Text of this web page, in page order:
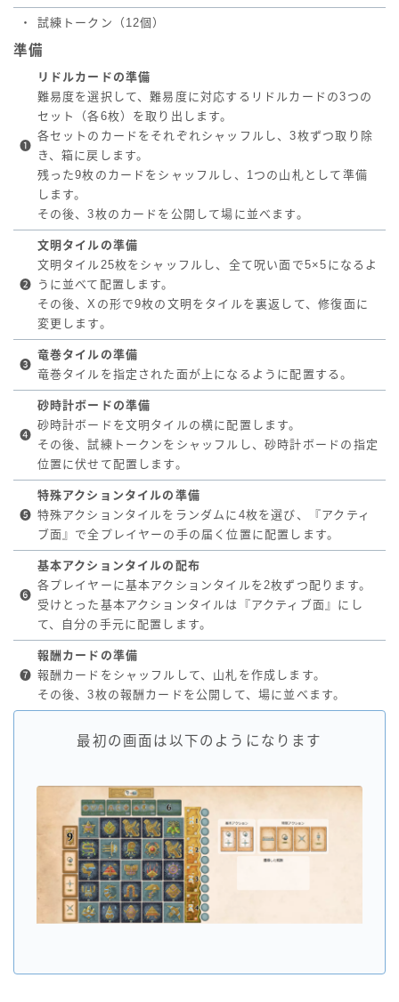
・ 試練トークン（12個）
準備
❶
リドルカードの準備
難易度を選択して、難易度に対応するリドルカードの3つの
セット（各6枚）を取り出します。
各セットのカードをそれぞれシャッフルし、3枚ずつ取り除
き、箱に戻します。
残った9枚のカードをシャッフルし、1つの山札として準備
します。
その後、3枚のカードを公開して場に並べます。
❷
文明タイルの準備
文明タイル25枚をシャッフルし、全て呪い面で5×5になるよ
うに並べて配置します。
その後、Xの形で9枚の文明をタイルを裏返して、修復面に
変更します。
❸
竜巻タイルの準備
竜巻タイルを指定された面が上になるように配置する。
❹
砂時計ボードの準備
砂時計ボードを文明タイルの横に配置します。
その後、試練トークンをシャッフルし、砂時計ボードの指定
位置に伏せて配置します。
❺
特殊アクションタイルの準備
特殊アクションタイルをランダムに4枚を選び、『アクティ
ブ面』で全プレイヤーの手の届く位置に配置します。
❻
基本アクションタイルの配布
各プレイヤーに基本アクションタイルを2枚ずつ配ります。
受けとった基本アクションタイルは『アクティブ面』にし
て、自分の手元に配置します。
❼
報酬カードの準備
報酬カードをシャッフルして、山札を作成します。
その後、3枚の報酬カードを公開して、場に並べます。
最初の画面は以下のようになります